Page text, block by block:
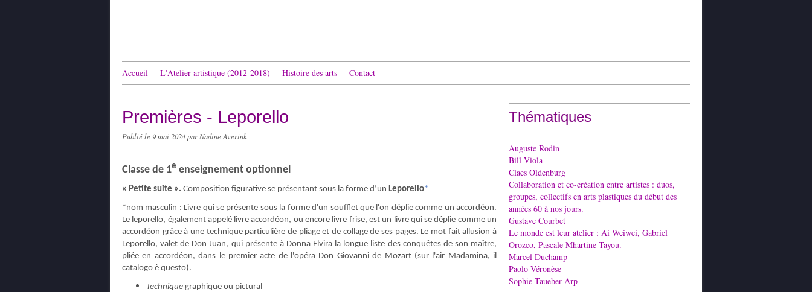
Accueil L'Atelier artistique (2012-2018) Histoire des arts Contact
Premières - Leporello
Publié le 9 mai 2024par Nadine Averink
Classe de 1e enseignement optionnel
« Petite suite ». Composition figurative se présentant sous la forme d’un Leporello*
*nom masculin : Livre qui se présente sous la forme d'un soufflet que l'on déplie comme un accordéon.
Le leporello, également appelé livre accordéon, ou encore livre frise, est un livre qui se déplie comme un
accordéon grâce à une technique particulière de pliage et de collage de ses pages. Le mot fait allusion à
Leporello, valet de Don Juan, qui présente à Donna Elvira la longue liste des conquêtes de son maître,
pliée en accordéon, dans le premier acte de l'opéra Don Giovanni de Mozart (sur l'air Madamina, il
catalogo è questo).
Technique graphique ou pictural
Thématiques
Auguste Rodin
Bill Viola
Claes Oldenburg
Collaboration et co-création entre artistes : duos,
groupes, collectifs en arts plastiques du début des
années 60 à nos jours.
Gustave Courbet
Le monde est leur atelier : Ai Weiwei, Gabriel
Orozco, Pascale Mhartine Tayou.
Marcel Duchamp
Paolo Véronèse
Sophie Taueber-Arp